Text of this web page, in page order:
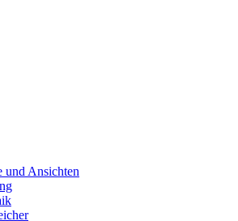
und Ansichten